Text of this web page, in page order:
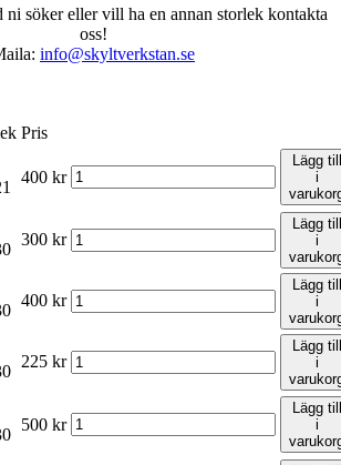
söker eller vill ha en annan storlek kontakta
oss!
info@skyltverkstan.se
Pris
400 kr
Lägg till
i
300 kr
Lägg till
i
400 kr
Lägg till
i
225 kr
Lägg till
i
500 kr
Lägg till
i